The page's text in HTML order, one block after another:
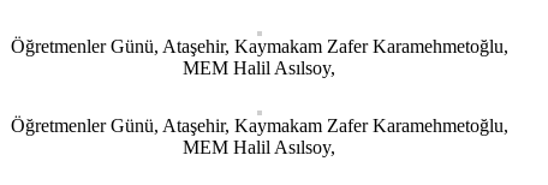
Öğretmenler Günü, Ataşehir, Kaymakam Zafer Karamehmetoğlu,
MEM Halil Asılsoy,
Öğretmenler Günü, Ataşehir, Kaymakam Zafer Karamehmetoğlu,
MEM Halil Asılsoy,